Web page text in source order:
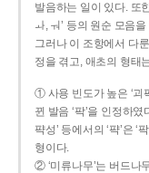
발음하는 일이 있다. 또
ㅘ, ㅝ’ 등의 원순 모음
그러나 이 조항에서 다
정을 겪고, 애초의 형태
① 사용 빈도가 높은 ‘괴
뀐 발음 ‘팍’을 인정하
퍅성’ 등에서의 ‘퍅’은 ‘
형이다.
② ‘미류나무’는 버드나